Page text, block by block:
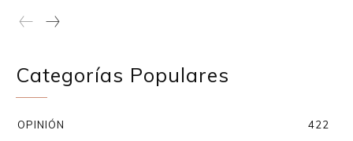
Categorías Populares
OPINIÓN
422